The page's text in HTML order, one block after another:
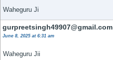
Waheguru Ji
gurpreetsingh49907@gmail.com
June 8, 2025 at 6:31 am
Waheguru Jii